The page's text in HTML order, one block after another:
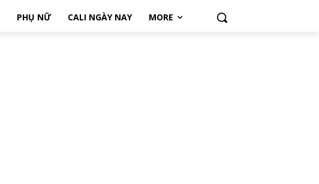
PHỤ NỮ CALI NGÀY NAY MORE